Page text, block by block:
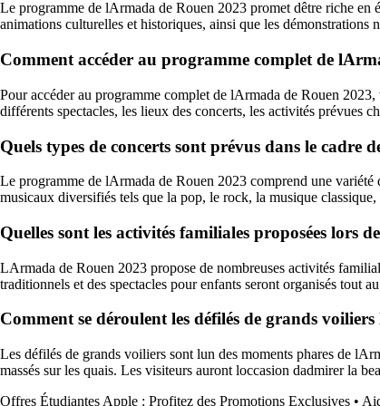
Le programme de lArmada de Rouen 2023 promet dêtre riche en
animations culturelles et historiques, ainsi que les démonstrations
Comment accéder au programme complet de
Pour accéder au programme complet de lArmada de Rouen
différents spectacles, les lieux des concerts, les activités prévues
Quels types de concerts sont prévus dans le cadre
Le programme de lArmada de Rouen 2023 comprend une
musicaux diversifiés tels que la pop, le rock, la musique
Quelles sont les activités familiales proposées lors
LArmada de Rouen 2023 propose de nombreuses activités
traditionnels et des spectacles pour enfants seront organisés tout
Comment se déroulent les défilés de grands
Les défilés de grands voiliers sont lun des moments phares de
massés sur les quais. Les visiteurs auront loccasion dadmirer la
Offres Étudiantes Apple : Profitez des Promotions Exclusives •